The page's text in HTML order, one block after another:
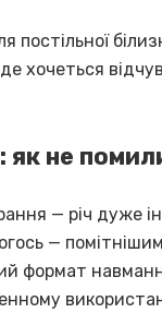
постільної
хочеться
як не
— річ дуже
—
формат